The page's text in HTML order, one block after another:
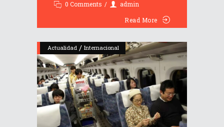
0 Comments
admin
Read More
Actualidad / Internacional